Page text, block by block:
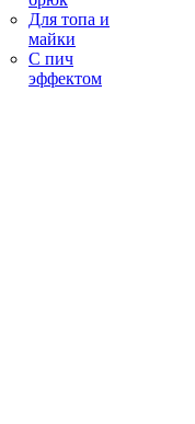
Для топа и
майки
С пич
эффектом